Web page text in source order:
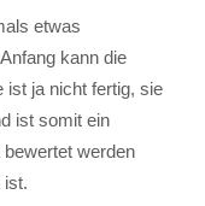
etwas
kann die
ist ja nicht fertig, sie
ist somit ein
werden
ist.